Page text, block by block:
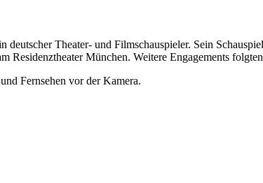
deutscher Theater- und Filmschauspieler. Sein
Residenztheater München. Weitere Engagements
Fernsehen vor der Kamera.